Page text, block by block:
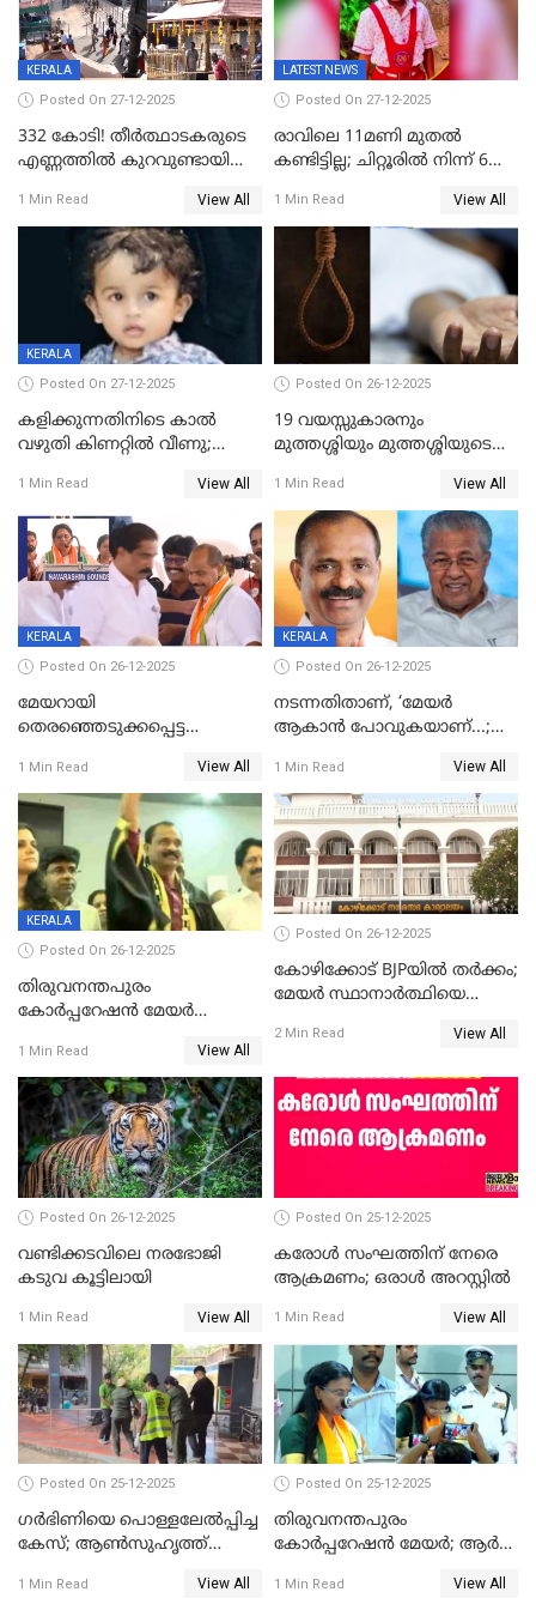
KERALA
Posted On 27-12-2025
332 കോടി! തീർത്ഥാടകരുടെ
എണ്ണത്തിൽ കുറവുണ്ടായിട്ടും
കുതിച്ചുയരുന്നു
1 Min Read View All
LATEST NEWS
Posted On 27-12-2025
രാവിലെ 11മണി മുതൽ
കണ്ടിട്ടില്ല; ചിറ്റൂരിൽ നിന്ന് 6
1 Min Read View All
KERALA
Posted On 27-12-2025
കളിക്കുന്നതിനിടെ കാൽ
വഴുതി കിണറ്റിൽ വീണു;
ദാരുണാന്ത്യം
1 Min Read View All
Posted On 26-12-2025
19 വയസ്സുകാരനും
മുത്തശ്ശിയും മുത്തശ്ശിയുടെ
മരിച്ചനിലയിൽ
1 Min Read View All
KERALA
Posted On 26-12-2025
മേയറായി
തെരഞ്ഞെടുക്കപ്പെട്ട
ആദ്യ വോട്ട് അസാധു; കണ്ണൂർ
ഡെപ്യൂട്ടി മേയർ സ്ഥാനത്ത്
താഹിറിന് വിജയം
1 Min Read View All
KERALA
Posted On 26-12-2025
നടന്നതിതാണ്, ‘മേയർ
ആകാൻ പോവുകയാണ്...;
മുഖ്യമന്ത്രിയുടെ ഓഫീസ്
തന്നെ വിശദീകരിയ്ക്കുന്നു;
സത്യമിതാണ്
1 Min Read View All
KERALA
Posted On 26-12-2025
തിരുവനന്തപുരം
കോര്‍പ്പറേഷന്‍ മേയര്‍
ഹൈക്കോടതിയിലേക്ക്;
സത്യപ്രതിജ്ഞ ചടങ്ങില്‍
ചട്ടലംഘനമെന്ന് പാർട്ടി
1 Min Read View All
Posted On 26-12-2025
കോഴിക്കോട് BJPയിൽ തർക്കം;
മേയർ സ്ഥാനാർത്ഥിയെ
2 Min Read View All
Posted On 26-12-2025
വണ്ടിക്കടവിലെ നരഭോജി
കടുവ കൂട്ടിലായി
1 Min Read View All
Posted On 25-12-2025
കരോള്‍ സംഘത്തിന് നേരെ
ആക്രമണം; ഒരാള്‍ അറസ്റ്റില്‍
1 Min Read View All
Posted On 25-12-2025
ഗര്‍ഭിണിയെ പൊള്ളലേല്‍പ്പിച്ച
കേസ്; ആണ്‍സുഹൃത്ത്
1 Min Read View All
Posted On 25-12-2025
തിരുവനന്തപുരം
കോര്‍പ്പറേഷന്‍ മേയർ; ആര്‍
1 Min Read View All